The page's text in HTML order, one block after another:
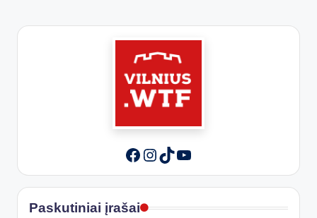
Facebook
Instagram
TikTokYouTube
Paskutiniai įrašai